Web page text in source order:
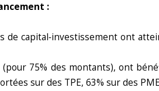
:
de capital‑investissement ont
75% des montants), ont
sur des TPE, 63% sur des